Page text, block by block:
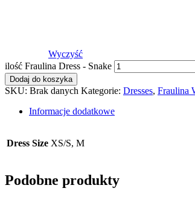
Wyczyść
ilość Fraulina Dress - Snake
Dodaj do koszyka
SKU: Brak danych Kategorie: Dresses, Fraulina
Informacje dodatkowe
Dress Size XS/S, M
Podobne produkty